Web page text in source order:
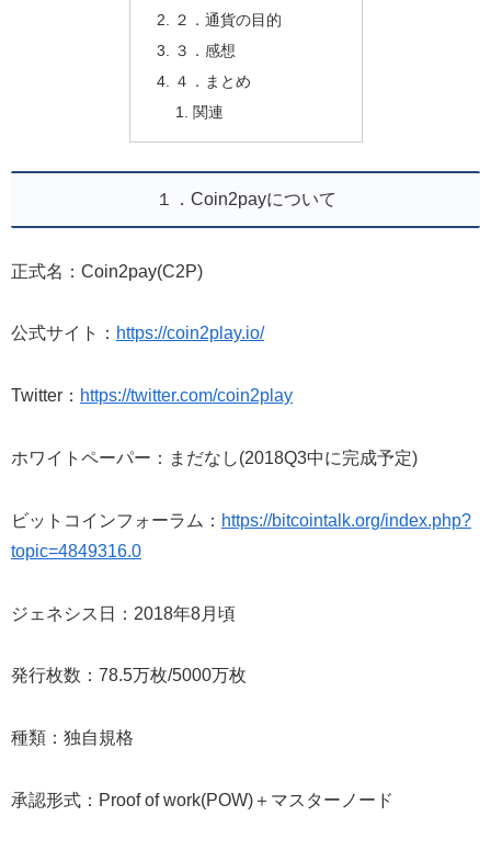
２．通貨の目的
３．感想
４．まとめ
関連
１．Coin2payについて
正式名：Coin2pay(C2P)
公式サイト： https://coin2play.io/
Twitter： https://twitter.com/coin2play
ホワイトペーパー：まだなし(2018Q3中に完成予定)
ビットコインフォーラム： https://bitcointalk.org/index.php?
topic=4849316.0
ジェネシス日：2018年8月頃
発行枚数：78.5万枚/5000万枚
種類：独自規格
承認形式：Proof of work(POW)＋マスターノード